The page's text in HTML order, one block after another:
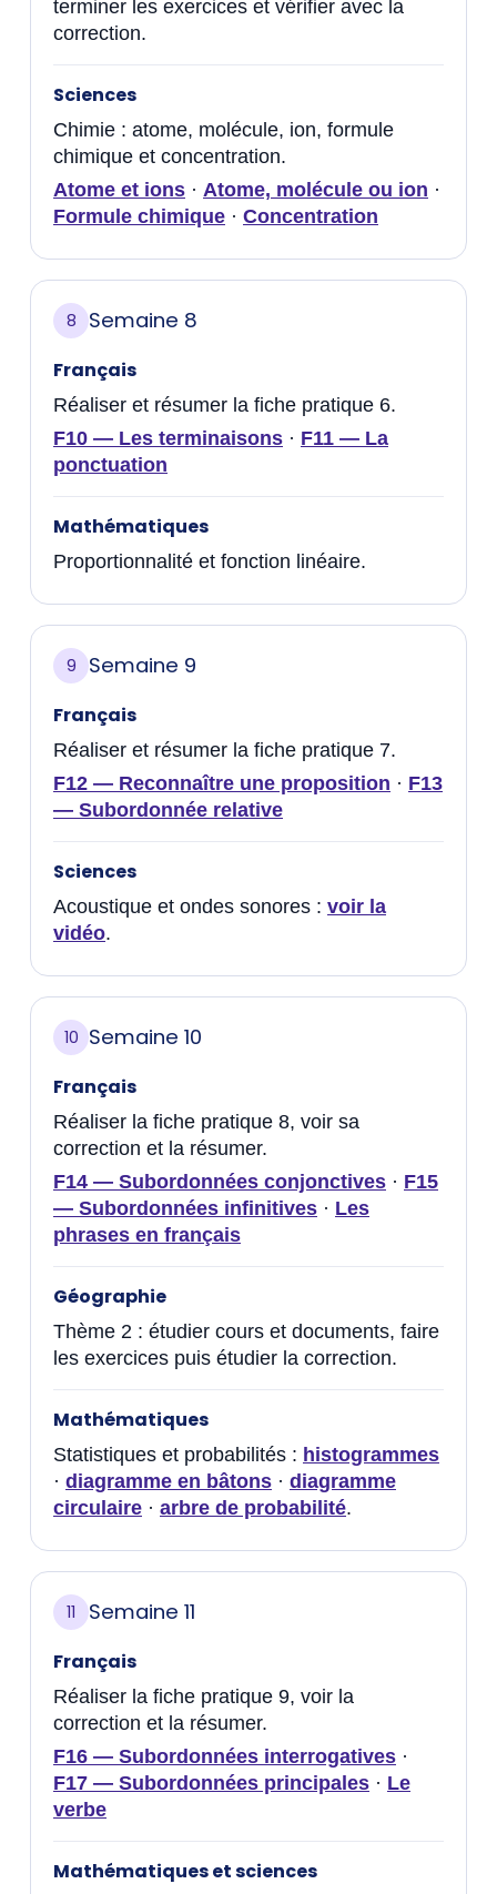
terminer les exercices et vérifier avec la
correction.
Sciences
Chimie : atome, molécule, ion, formule
chimique et concentration.
Atome et ions · Atome, molécule ou ion ·
Formule chimique · Concentration
8 Semaine 8
Français
Réaliser et résumer la fiche pratique 6.
F10 — Les terminaisons · F11 — La
ponctuation
Mathématiques
Proportionnalité et fonction linéaire.
9 Semaine 9
Français
Réaliser et résumer la fiche pratique 7.
F12 — Reconnaître une proposition · F13
— Subordonnée relative
Sciences
Acoustique et ondes sonores : voir la
vidéo.
10 Semaine 10
Français
Réaliser la fiche pratique 8, voir sa
correction et la résumer.
F14 — Subordonnées conjonctives · F15
— Subordonnées infinitives · Les
phrases en français
Géographie
Thème 2 : étudier cours et documents, faire
les exercices puis étudier la correction.
Mathématiques
Statistiques et probabilités : histogrammes
· diagramme en bâtons · diagramme
circulaire · arbre de probabilité.
11 Semaine 11
Français
Réaliser la fiche pratique 9, voir la
correction et la résumer.
F16 — Subordonnées interrogatives ·
F17 — Subordonnées principales · Le
verbe
Mathématiques et sciences